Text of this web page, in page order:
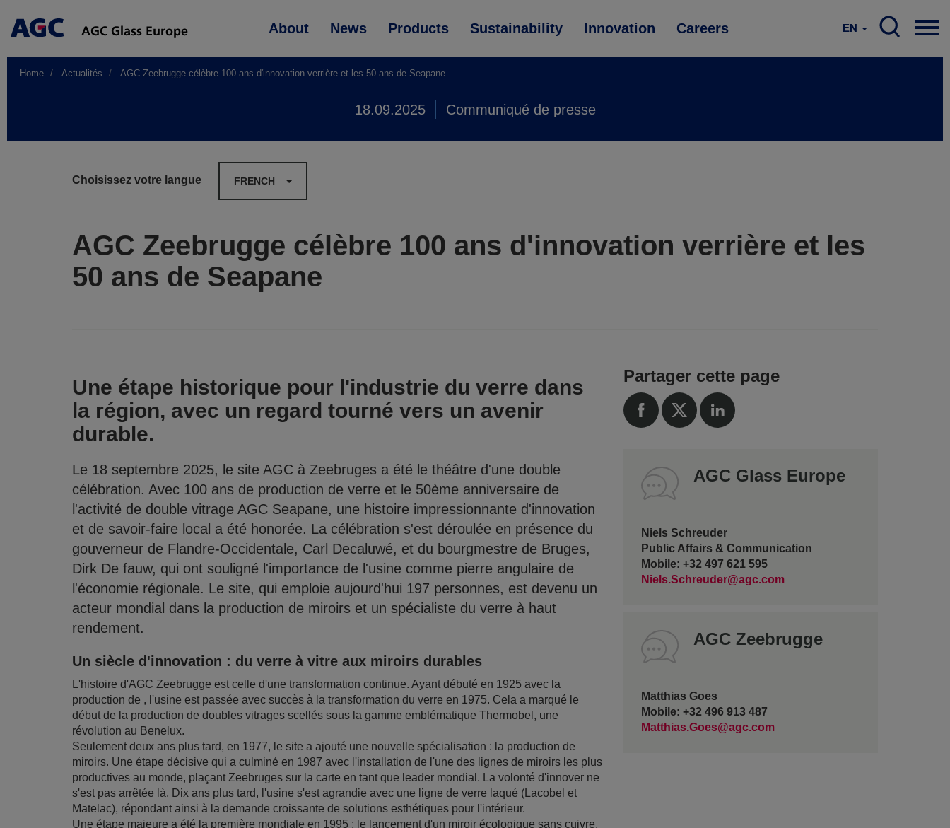
Main
About News Products Sustainability Innovation Careers EN
Home Actualités AGC Zeebrugge célèbre 100 ans d'innovation verrière et les 50 ans de Seapane
18.09.2025 Communiqué de presse
Choisissez votre langue FRENCH
AGC Zeebrugge célèbre 100 ans d'innovation verrière et les
50 ans de Seapane
Une étape historique pour l'industrie du verre dans
la région, avec un regard tourné vers un avenir
durable.
Le 18 septembre 2025, le site AGC à Zeebruges a été le théâtre d'une double
célébration. Avec 100 ans de production de verre et le 50ème anniversaire de
l'activité de double vitrage AGC Seapane, une histoire impressionnante d'innovation
et de savoir-faire local a été honorée. La célébration s'est déroulée en présence du
gouverneur de Flandre-Occidentale, Carl Decaluwé, et du bourgmestre de Bruges,
Dirk De fauw, qui ont souligné l'importance de l'usine comme pierre angulaire de
l'économie régionale. Le site, qui emploie aujourd'hui 197 personnes, est devenu un
acteur mondial dans la production de miroirs et un spécialiste du verre à haut
rendement.
Un siècle d'innovation : du verre à vitre aux miroirs durables
L'histoire d'AGC Zeebrugge est celle d'une transformation continue. Ayant débuté en 1925 avec la
production de , l'usine est passée avec succès à la transformation du verre en 1975. Cela a marqué le
début de la production de doubles vitrages scellés sous la gamme emblématique Thermobel, une
révolution au Benelux.
Seulement deux ans plus tard, en 1977, le site a ajouté une nouvelle spécialisation : la production de
miroirs. Une étape décisive qui a culminé en 1987 avec l'installation de l'une des lignes de miroirs les plus
productives au monde, plaçant Zeebruges sur la carte en tant que leader mondial. La volonté d'innover ne
s'est pas arrêtée là. Dix ans plus tard, l'usine s'est agrandie avec une ligne de verre laqué (Lacobel et
Matelac), répondant ainsi à la demande croissante de solutions esthétiques pour l'intérieur.
Une étape majeure a été la première mondiale en 1995 : le lancement d'un miroir écologique sans cuivre,
Partager cette page
AGC Glass Europe
Niels Schreuder
Public Affairs & Communication
Mobile: +32 497 621 595
Niels.Schreuder@agc.com
AGC Zeebrugge
Matthias Goes
Mobile: +32 496 913 487
Matthias.Goes@agc.com